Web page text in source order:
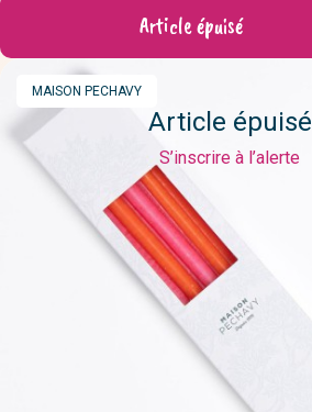
Article épuisé
MARQUE
MAISON PECHAVY
Article épuisé
S’inscrire à l’alerte